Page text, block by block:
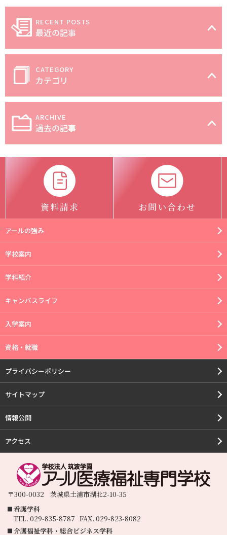
最近の記事
カテゴリ
過去の記事
資料請求 お問い合わせ
アールの強み
学校案内
学科紹介
キャンパスライフ
入学案内
資格・就職
プライバシーポリシー
サイトマップ
情報公開
アクセス
〒300-0032 茨城県土浦市湖北2-10-35
看護学科
TEL. 029-835-8787 FAX.029-823-8082
介護福祉学科・総合ビジネス学科